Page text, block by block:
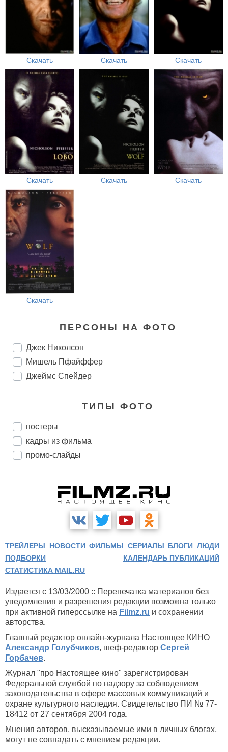
Скачать Скачать Скачать
Скачать Скачать Скачать
Скачать
ПЕРСОНЫ НА ФОТО
Джек Николсон
Мишель Пфайффер
Джеймс Спейдер
ТИПЫ ФОТО
постеры
кадры из фильма
промо-слайды
ТРЕЙЛЕРЫ НОВОСТИ ФИЛЬМЫ СЕРИАЛЫ БЛОГИ ЛЮДИ
ПОДБОРКИ
КАЛЕНДАРЬ ПУБЛИКАЦИЙ
СТАТИСТИКА MAIL.RU
Издается с 13/03/2000 :: Перепечатка материалов без
уведомления и разрешения редакции возможна только
при активной гиперссылке на Filmz.ru и сохранении
авторства.
Главный редактор онлайн-журнала Настоящее КИНО
Александр Голубчиков, шеф-редактор Сергей
Горбачев.
Журнал "про Настоящее кино" зарегистрирован
Федеральной службой по надзору за соблюдением
законодательства в сфере массовых коммуникаций и
охране культурного наследия. Свидетельство ПИ № 77-
18412 от 27 сентября 2004 года.
Мнения авторов, высказываемые ими в личных блогах,
могут не совпадать с мнением редакции.